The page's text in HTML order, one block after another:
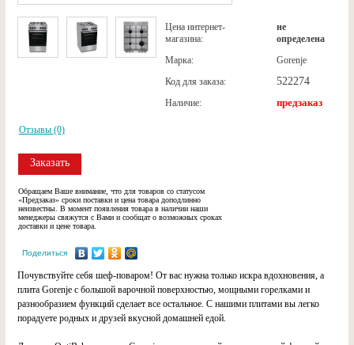
Цена интернет-
магазина:
не
определена
Марка:
Gorenje
Код для заказа:
522274
Наличие: предзаказ
Отзывы (0)
Заказать
Обращаем Ваше внимание, что для товаров со статусом
«Предзаказ» сроки поставки и цена товара доподлинно
неизвестны. В момент появления товара в наличии наши
менеджеры свяжутся с Вами и сообщат о возможных сроках
доставки и цене товара.
Поделиться
Почувствуйте себя шеф-поваром! От вас нужна только искра вдохновения, а
плита Gorenje с большой варочной поверхностью, мощными горелками и
разнообразием функций сделает все остальное. С нашими плитами вы легко
порадуете родных и друзей вкусной домашней едой.